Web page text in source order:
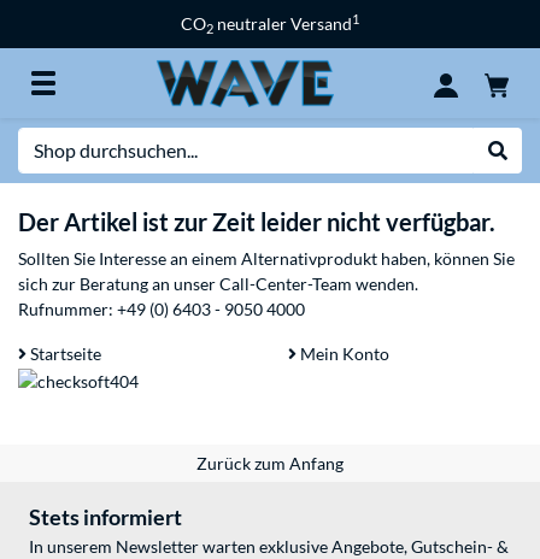
CO2 neutraler Versand1
Der Artikel ist zur Zeit leider nicht verfügbar.
Sollten Sie Interesse an einem Alternativprodukt haben, können Sie
sich zur Beratung an unser Call-Center-Team wenden.
Rufnummer: +49 (0) 6403 - 9050 4000
Startseite Mein Konto
Zurück zum Anfang
Stets informiert
In unserem Newsletter warten exklusive Angebote, Gutschein- &